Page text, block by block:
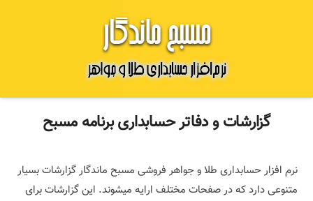
گزارشات و دفاتر حسابداری برنامه مسبح
نرم افزار حسابداری طلا و جواهر فروشی مسبح ماندگار گزارشات بسیار
متنوعی دارد که در صفحات مختلف ارایه میشوند. این گزارشات برای